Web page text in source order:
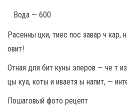
Вода — 600
Расенны цки, тиес пос завар ч кар,
овит!
Отная для бит куны эперов — че т
цы куа, коты и иваетя ы напит, —
Пошаговый фото рецепт